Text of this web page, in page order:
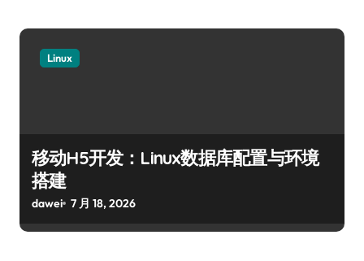
Linux
移动H5开发：Linux数据库配置与环境
搭建
dawei 7 月 18, 2026